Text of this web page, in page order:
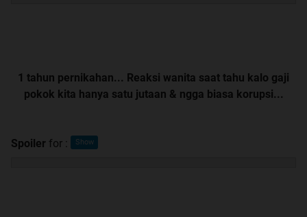
1 tahun pernikahan... Reaksi wanita saat tahu kalo gaji
pokok kita hanya satu jutaan & ngga biasa korupsi...
Spoiler for :